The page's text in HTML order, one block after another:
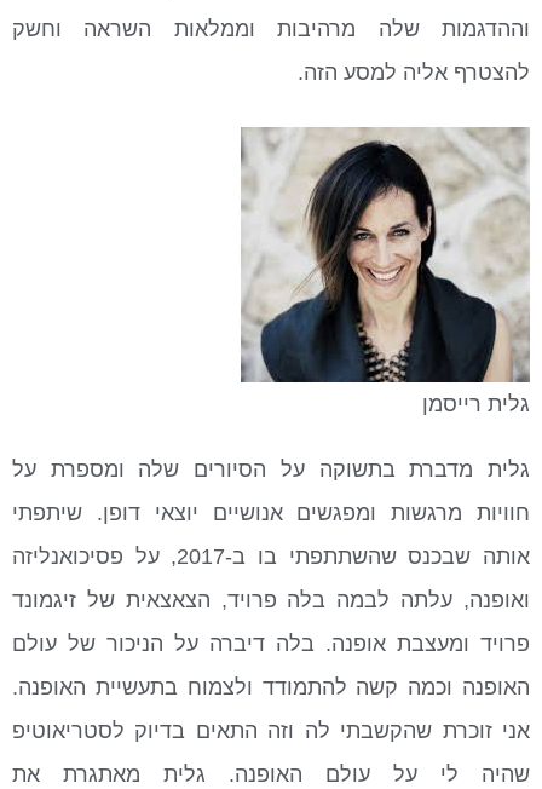
וההדגמות שלה מרהיבות וממלאות השראה וחשק
להצטרף אליה למסע הזה.
גלית רייסמן
גלית מדברת בתשוקה על הסיורים שלה ומספרת על
חוויות מרגשות ומפגשים אנושיים יוצאי דופן. שיתפתי
אותה שבכנס שהשתתפתי בו ב-2017, על פסיכואנליזה
ואופנה, עלתה לבמה בלה פרויד, הצאצאית של זיגמונד
פרויד ומעצבת אופנה. בלה דיברה על הניכור של עולם
האופנה וכמה קשה להתמודד ולצמוח בתעשיית האופנה.
אני זוכרת שהקשבתי לה וזה התאים בדיוק לסטריאוטיפ
שהיה לי על עולם האופנה. גלית מאתגרת את